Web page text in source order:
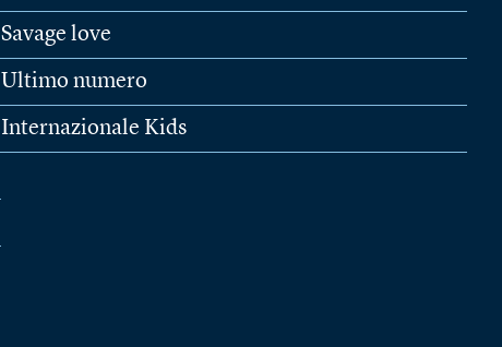
Savage love
Ultimo numero
Internazionale Kids